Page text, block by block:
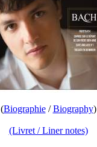
(Biographie/Biography)
(Livret / Liner notes)